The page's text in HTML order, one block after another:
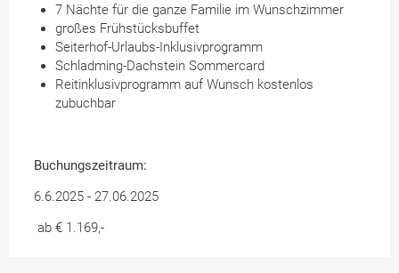
7 Nächte für die ganze Familie im Wunschzimmer
großes Frühstücksbuffet
Seiterhof-Urlaubs-Inklusivprogramm
Schladming-Dachstein Sommercard
Reitinklusivprogramm auf Wunsch kostenlos
zubuchbar
Buchungszeitraum:
6.6.2025 - 27.06.2025
ab € 1.169,-